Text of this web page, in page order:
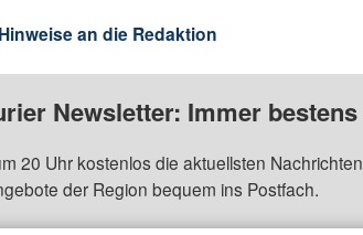
Hinweise an die Redaktion
Newsletter: Immer
20 Uhr kostenlos die aktuellsten
der Region bequem ins Postfach.